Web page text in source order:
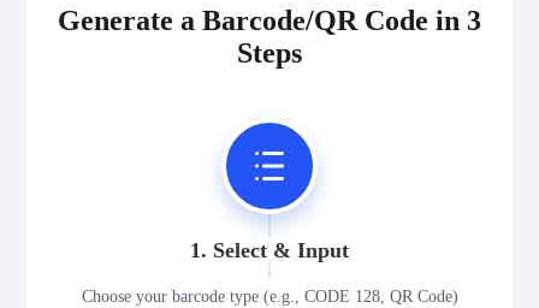
Generate a Barcode/QR Code in 3
Steps
1. Select & Input
Choose your barcode type (e.g., CODE 128, QR Code)